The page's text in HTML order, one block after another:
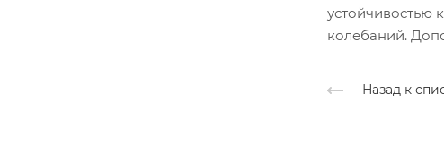
устойчивостью
колебаний.
Назад к